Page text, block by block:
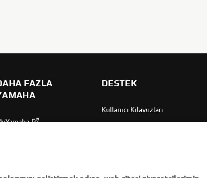
FAZLA
Motor Global
DESTEK
Kullanıcı Kılavuzları
Bilgilendirme